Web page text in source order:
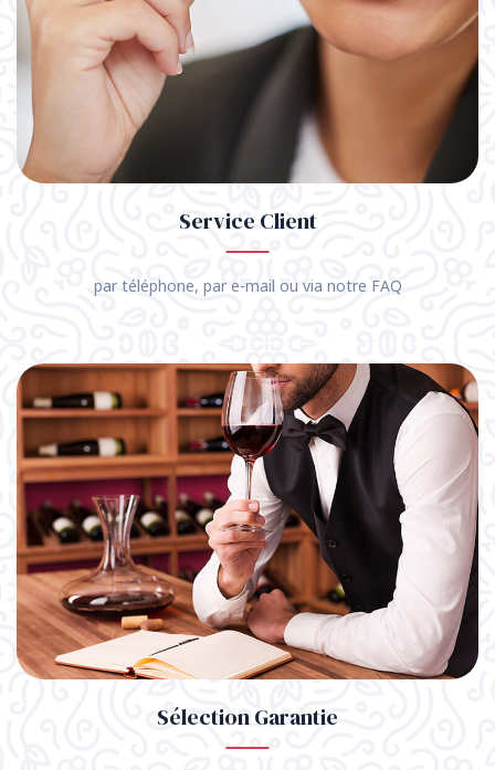
Service Client
par téléphone, par e-mail ou via notre FAQ
Sélection Garantie